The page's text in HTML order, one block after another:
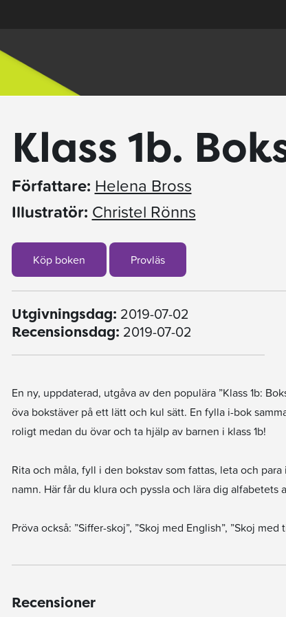
Klass 1b.
Författare: Helena Bross
Illustratör: Christel Rönns
Köp boken Provläs
Utgivningsdag: 2019-07-02
Recensionsdag: 2019-07-02
En ny, uppdaterad, utgåva av den populära ”Klass 1b:
öva bokstäver på ett lätt och kul sätt. En fylla i-bok
roligt medan du övar och ta hjälp av barnen i klass 1b!
Rita och måla, fyll i den bokstav som fattas, leta och
namn. Här får du klura och pyssla och lära dig
Pröva också: ”Siffer-skoj”, ”Skoj med English”, ”Skoj med
Recensioner